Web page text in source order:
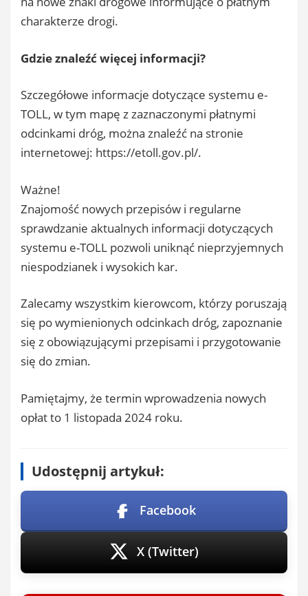
charakterze drogi.
Gdzie znaleźć więcej informacji?
Szczegółowe informacje dotyczące systemu e-
TOLL, w tym mapę z zaznaczonymi płatnymi
odcinkami dróg, można znaleźć na stronie
internetowej: https://etoll.gov.pl/.
Ważne!
Znajomość nowych przepisów i regularne
sprawdzanie aktualnych informacji dotyczących
systemu e-TOLL pozwoli uniknąć nieprzyjemnych
niespodzianek i wysokich kar.
Zalecamy wszystkim kierowcom, którzy poruszają
się po wymienionych odcinkach dróg, zapoznanie
się z obowiązującymi przepisami i przygotowanie
się do zmian.
Pamiętajmy, że termin wprowadzenia nowych
opłat to 1 listopada 2024 roku.
Udostępnij artykuł:
Facebook
X (Twitter)